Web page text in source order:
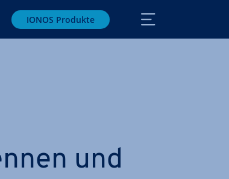
IONOS Produkte
und